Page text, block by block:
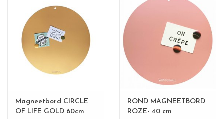
Magneetbord CIRCLE
OF LIFE GOLD 60cm
ROND MAGNEETBORD
ROZE- 40 cm